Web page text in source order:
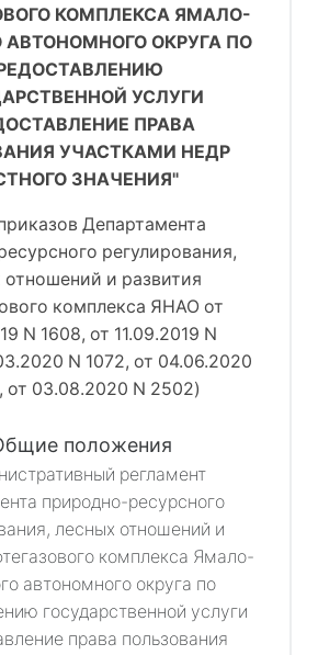
КОМПЛЕКСА ЯМАЛО-
АВТОНОМНОГО ОКРУГА ПО
УСЛУГИ
ПРАВА
УЧАСТКАМИ НЕДР
ЗНАЧЕНИЯ"
Департамента
регулирования,
отношений и развития
комплекса ЯНАО от
N 1608, от 11.09.2019 N
N 1072, от 04.06.2020
, от 03.08.2020 N 2502)
положения
регламент
природно-ресурсного
лесных отношений и
комплекса Ямало-
автономного округа по
государственной услуги
права пользования